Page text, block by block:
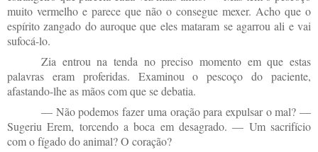
muito vermelho e parece que não o consegue mexer. Acho que o
espírito zangado do auroque que eles mataram se agarrou ali e vai
sufocá-lo.
Zia entrou na tenda no preciso momento em que estas
palavras eram proferidas. Examinou o pescoço do paciente,
afastando-lhe as mãos com que se debatia.
— Não podemos fazer uma oração para expulsar o mal? —
Sugeriu Erem, torcendo a boca em desagrado. — Um sacrifício
com o fígado do animal? O coração?